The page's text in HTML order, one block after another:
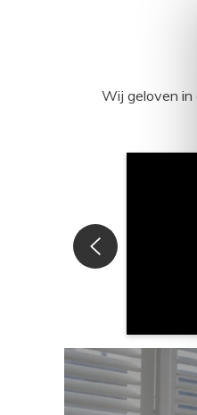
Wij geloven in